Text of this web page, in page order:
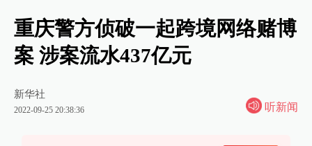
重庆警方侦破一起跨境网络赌博
案 涉案流水437亿元
新华社
2022-09-25 20:38:36 听新闻